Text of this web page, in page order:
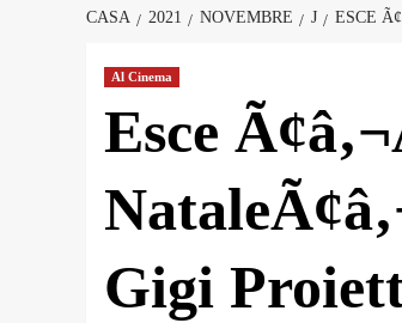
CASA 2021 NOVEMBRE J ESCE
Al Cinema
Esce
Gigi